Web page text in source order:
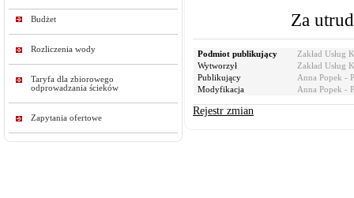
Budżet
Rozliczenia wody
Taryfa dla zbiorowego
odprowadzania ścieków
Zapytania ofertowe
Za
Podmiot publikujący
Zakład Usług
Wytworzył
Zakład Usług
Publikujący
Anna Popek -
Modyfikacja
Anna Popek -
Rejestr zmian